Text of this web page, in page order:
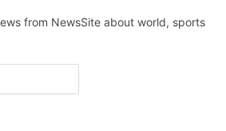
from NewsSite about world, sports